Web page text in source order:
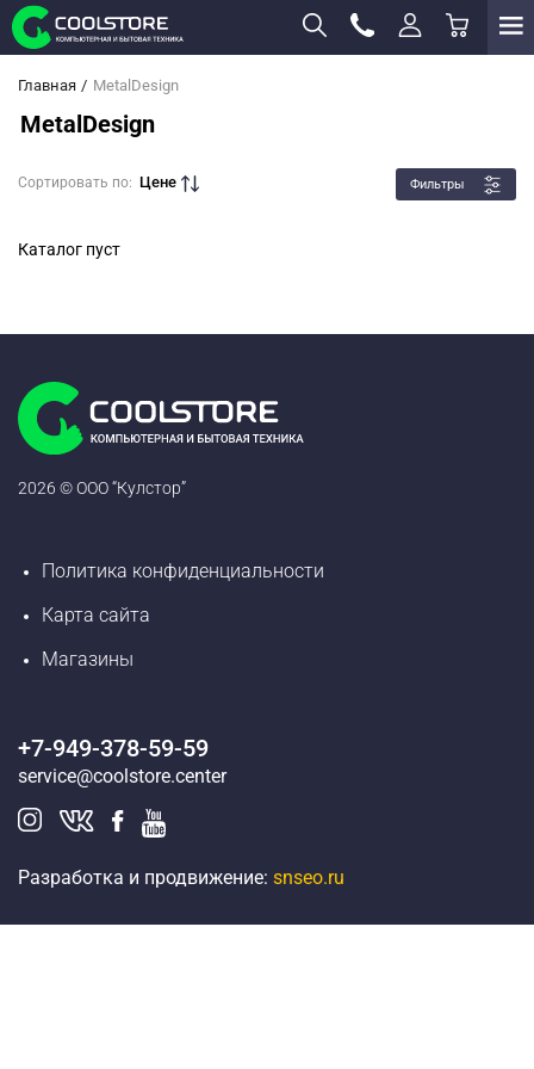
Главная MetalDesign
MetalDesign
Сортировать по: Цене Фильтры
Каталог пуст
2026 © ООО “Кулстор”
Политика конфиденциальности
Карта сайта
Магазины
+7-949-378-59-59
service@coolstore.center
Разработка и продвижение: snseo.ru